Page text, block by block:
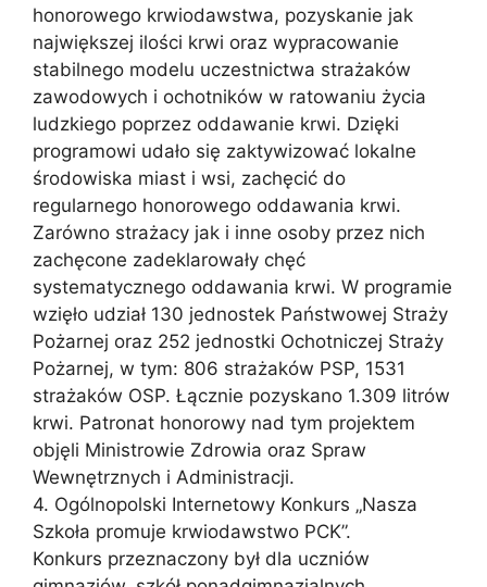
honorowego krwiodawstwa, pozyskanie jak
największej ilości krwi oraz wypracowanie
stabilnego modelu uczestnictwa strażaków
zawodowych i ochotników w ratowaniu życia
ludzkiego poprzez oddawanie krwi. Dzięki
programowi udało się zaktywizować lokalne
środowiska miast i wsi, zachęcić do
regularnego honorowego oddawania krwi.
Zarówno strażacy jak i inne osoby przez nich
zachęcone zadeklarowały chęć
systematycznego oddawania krwi. W programie
wzięło udział 130 jednostek Państwowej Straży
Pożarnej oraz 252 jednostki Ochotniczej Straży
Pożarnej, w tym: 806 strażaków PSP, 1531
strażaków OSP. Łącznie pozyskano 1.309 litrów
krwi. Patronat honorowy nad tym projektem
objęli Ministrowie Zdrowia oraz Spraw
Wewnętrznych i Administracji.
4. Ogólnopolski Internetowy Konkurs „Nasza
Szkoła promuje krwiodawstwo PCK”.
Konkurs przeznaczony był dla uczniów